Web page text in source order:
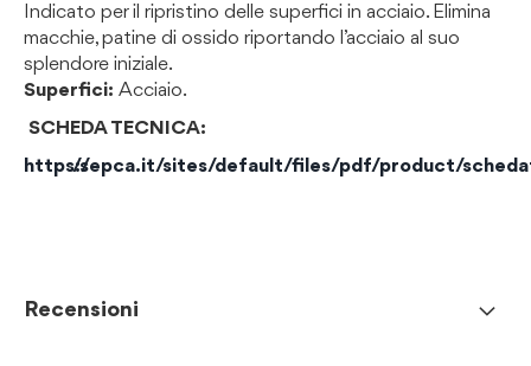
Indicato per il ripristino delle superfici in acciaio. Elimina
macchie, patine di ossido riportando l’acciaio al suo
splendore iniziale.
Superfici: Acciaio.
SCHEDA TECNICA:
https://sepca.it/sites/default/files/pdf/product/
Recensioni